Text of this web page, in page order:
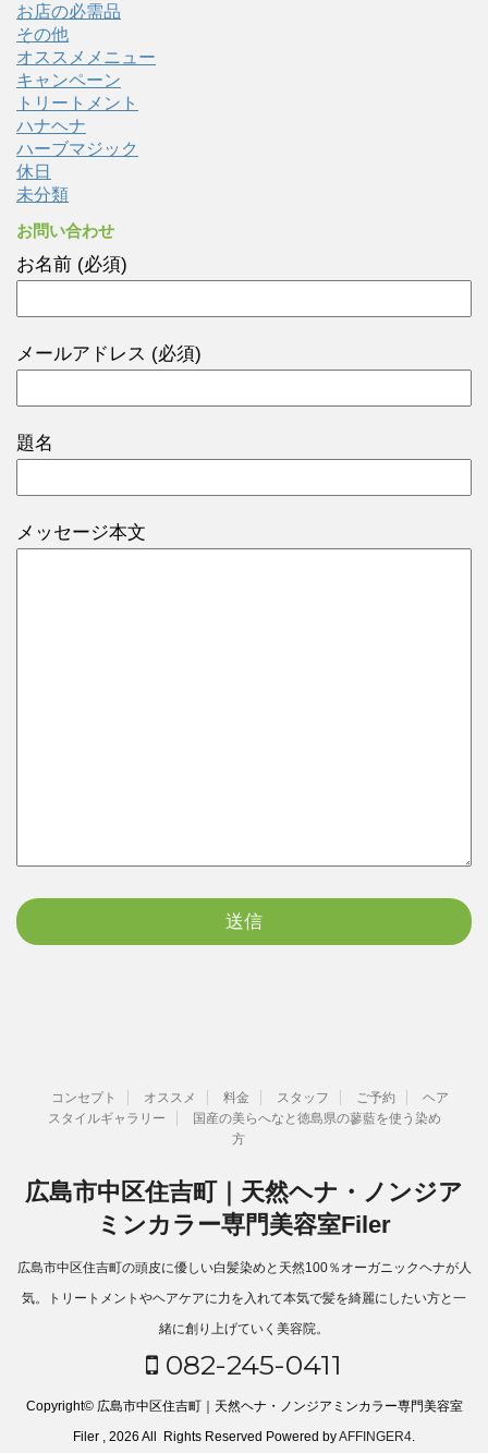
お店の必需品
その他
オススメメニュー
キャンペーン
トリートメント
ハナヘナ
ハーブマジック
休日
未分類
お問い合わせ
お名前 (必須)
メールアドレス (必須)
題名
メッセージ本文
コンセプト オススメ 料金 スタッフ ご予約
ヘア
スタイルギャラリー
国産の美らへなと徳島県の蓼藍を使う染め
方
広島市中区住吉町｜天然ヘナ・ノンジア
ミンカラー専門美容室Filer
広島市中区住吉町の頭皮に優しい白髪染めと天然100％オーガニックヘナが人
気。トリートメントやヘアケアに力を入れて本気で髪を綺麗にしたい方と一
緒に創り上げていく美容院。
082-245-0411
Copyright© 広島市中区住吉町｜天然ヘナ・ノンジアミンカラー専門美容室
Filer , 2026 All Rights Reserved Powered byAFFINGER4